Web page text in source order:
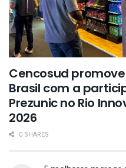
Cencosud
Brasil com a
Prezunic no Rio
2026
0 SHARES